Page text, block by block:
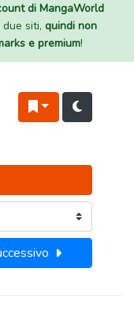
di MangaWorld
siti, quindi non
e premium!